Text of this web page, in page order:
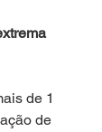
de 1
de